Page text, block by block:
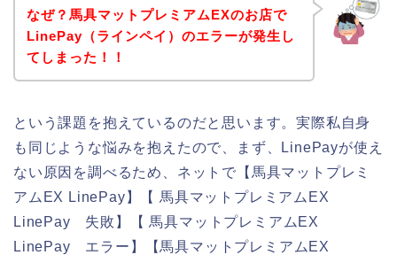
なぜ？馬具マットプレミアムEXのお店で
LinePay（ラインペイ）のエラーが発生し
てしまった！！
という課題を抱えているのだと思います。実際私自身
も同じような悩みを抱えたので、まず、LinePayが使え
ない原因を調べるため、ネットで【馬具マットプレミ
アムEX LinePay】【 馬具マットプレミアムEX
LinePay 失敗】【 馬具マットプレミアムEX
LinePay エラー】【馬具マットプレミアムEX